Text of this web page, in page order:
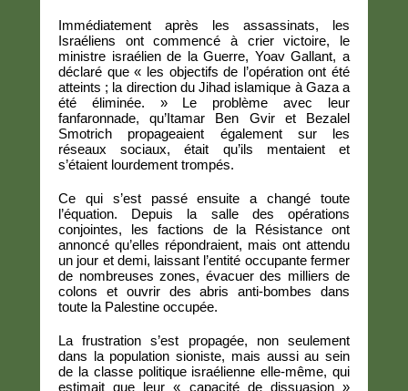
Immédiatement après les assassinats, les
Israéliens ont commencé à crier victoire, le
ministre israélien de la Guerre, Yoav Gallant, a
déclaré que « les objectifs de l’opération ont été
atteints ; la direction du Jihad islamique à Gaza a
été éliminée. » Le problème avec leur
fanfaronnade, qu’Itamar Ben Gvir et Bezalel
Smotrich propageaient également sur les
réseaux sociaux, était qu’ils mentaient et
s’étaient lourdement trompés.
Ce qui s’est passé ensuite a changé toute
l’équation. Depuis la salle des opérations
conjointes, les factions de la Résistance ont
annoncé qu’elles répondraient, mais ont attendu
un jour et demi, laissant l’entité occupante fermer
de nombreuses zones, évacuer des milliers de
colons et ouvrir des abris anti-bombes dans
toute la Palestine occupée.
La frustration s’est propagée, non seulement
dans la population sioniste, mais aussi au sein
de la classe politique israélienne elle-même, qui
estimait que leur « capacité de dissuasion »